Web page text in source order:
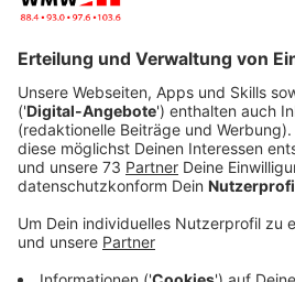
Update 06.08:
Der Großbrand bei Roller in
von mindestens einer Million Euro
schätzt die Polizei. Sie ermittelt
fahrlässiger Brandstiftung gegen
Arbeiter aus Gronau. Der hatte
Das hatte sich entzündet und die
auf die angrenzende Lagerhalle